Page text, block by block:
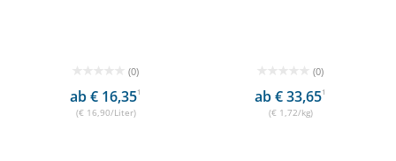
(0)
ab € 16,351
(€ 16,90/Liter)
(0)
ab € 33,651
(€ 1,72/kg)